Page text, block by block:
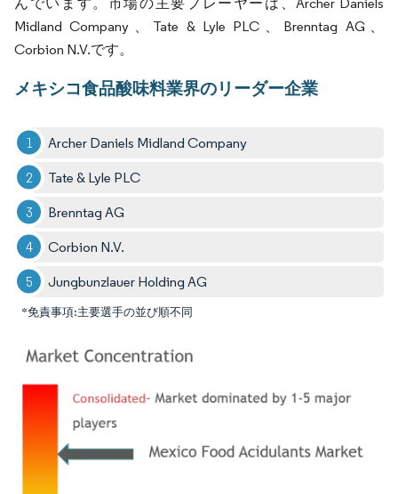
Midland Company、Tate & Lyle PLC、Brenntag AG、
Corbion N.V.です。
メキシコ食品酸味料業界のリーダー企業
Archer Daniels Midland Company
Tate & Lyle PLC
Brenntag AG
Corbion N.V.
Jungbunzlauer Holding AG
*免責事項:主要選手の並び順不同